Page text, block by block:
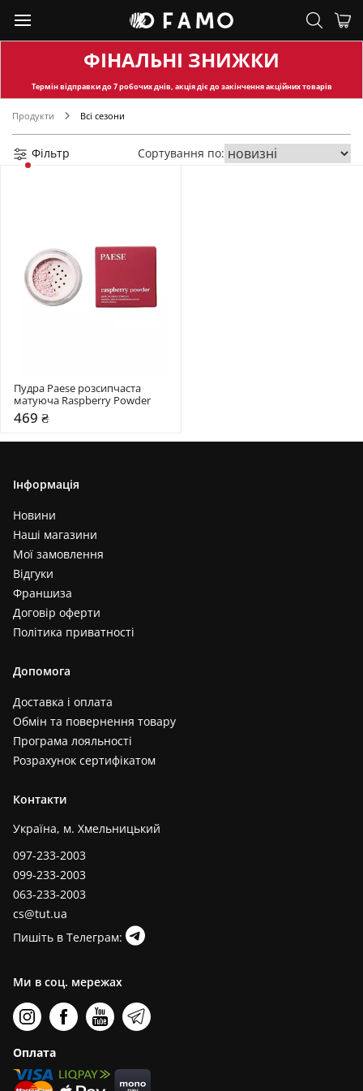
ФІНАЛЬНІ ЗНИЖКИ
Термін відправкидо 7 робочих днів, акція діє до закінчення акційних товарів
Продукти Всі сезони
Фільтр Сортування по:
Пудра Paese розсипчаста
матуюча Raspberry Powder
469 ₴
Інформація
Новини
Наші магазини
Мої замовлення
Відгуки
Франшиза
Договір оферти
Політика приватності
Допомога
Доставка і оплата
Обмін та повернення товару
Програма лояльності
Розрахунок сертифікатом
Контакти
Україна, м. Хмельницький
097-233-2003
099-233-2003
063-233-2003
cs@tut.ua
Пишіть в Телеграм:
Ми в соц. мережах
Оплата